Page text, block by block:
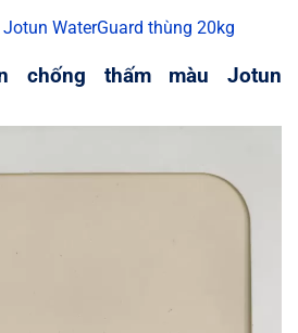
WaterGuard thùng 20kg
chống thấm màu Jotun